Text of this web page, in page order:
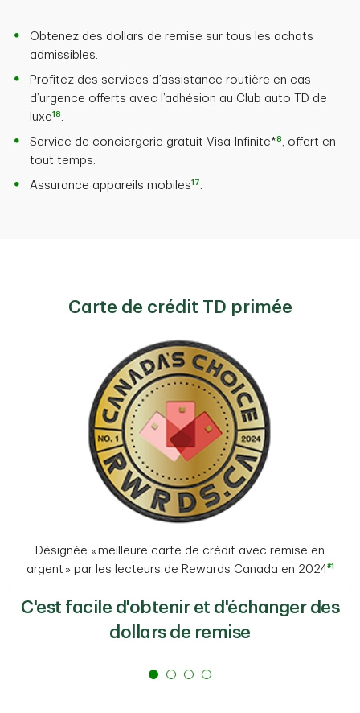
Obtenez des dollars de remise sur tous les achats
admissibles.
Profitez des services d’assistance routière en cas
d’urgence offerts avec l’adhésion au Club auto TD de
luxe18
Service de conciergerie gratuit Visa Infinite*8
, offert en
tout temps.
Assurance appareils mobiles17
Carte de crédit TD primée
Désignée « meilleure carte de crédit avec remise en
argent » par les lecteurs de Rewards Canada en 2024#1
C'est facile d'obtenir et d'échanger des
dollars de remise